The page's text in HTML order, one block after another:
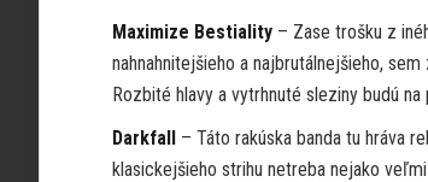
Maximize Bestiality – Zase trošku z
nahnahnitejšieho a najbrutálnejšieho,
Rozbité hlavy a vytrhnuté sleziny budú na
Darkfall – Táto rakúska banda tu hráva
klasickejšieho strihu netreba nejako